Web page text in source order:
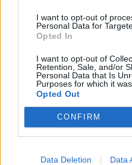
I want to opt-out of
Personal Data for
Opted In
I want to opt-out of
Retention, Sale, and/or
Personal Data that Is
Purposes for which it
Opted Out
CONFIRM
Data Deletion Data
ΤΕΛΕΥΤΑΙΕΣ ΕΙΔΗΣΕΙΣ
Συντάξεις
γίνουν οι
Νέες
13χρονου